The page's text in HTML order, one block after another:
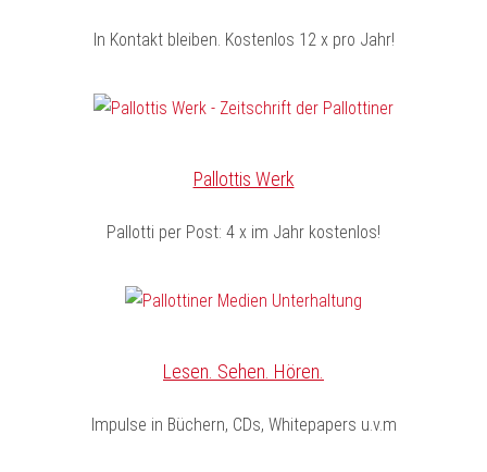
In Kontakt bleiben. Kostenlos 12 x pro Jahr!
Pallottis Werk
Pallotti per Post: 4 x im Jahr kostenlos!
Lesen. Sehen. Hören.
Impulse in Büchern, CDs, Whitepapers u.v.m